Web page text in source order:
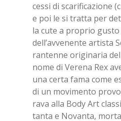
ces­si di sca­ri­fi­ca­zio­ne
e poi le si trat­ta per
la cute a pro­prio
del­l’av­ve­nen­te ar­ti­sta
ran­ten­ne ori­gi­na­ria
nome di Ve­re­na Rex
una cer­ta fama come
di un mo­vi­men­to
ra­va alla Body Art
tan­ta e No­van­ta,